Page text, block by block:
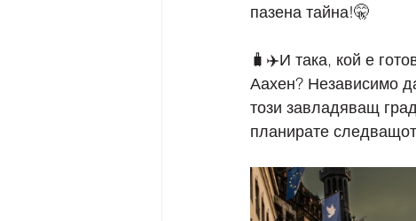
пазена тайна!🤫
🧳✈️И така, кой е
Аахен? Независимо
този завладяващ
планирате